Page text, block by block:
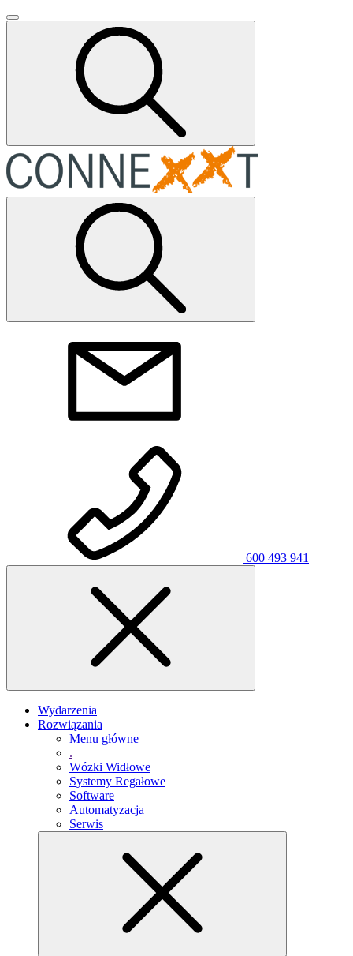
600 493 941
Wydarzenia
Rozwiązania
Menu główne
.
Wózki Widłowe
Systemy Regałowe
Software
Automatyzacja
Serwis